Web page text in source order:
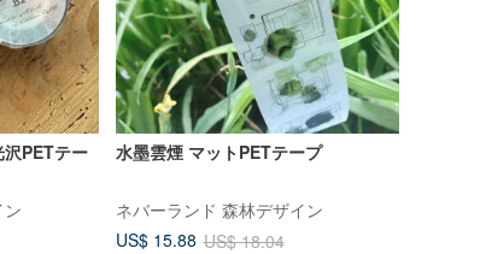
PETテー
水墨雲煙 マットPETテープ
ネバーランド 森林デザイン
US$ 15.88 US$ 18.04